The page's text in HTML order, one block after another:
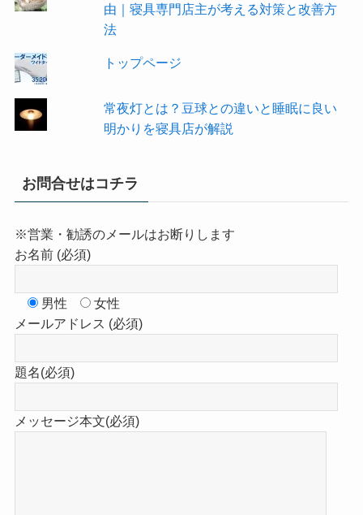
由｜寝具専門店主が考える対策と改善方
法
トップページ
常夜灯とは？豆球との違いと睡眠に良い
明かりを寝具店が解説
お問合せはコチラ
※営業・勧誘のメールはお断りします
お名前 (必須)
男性
女性
メールアドレス (必須)
題名(必須)
メッセージ本文(必須)